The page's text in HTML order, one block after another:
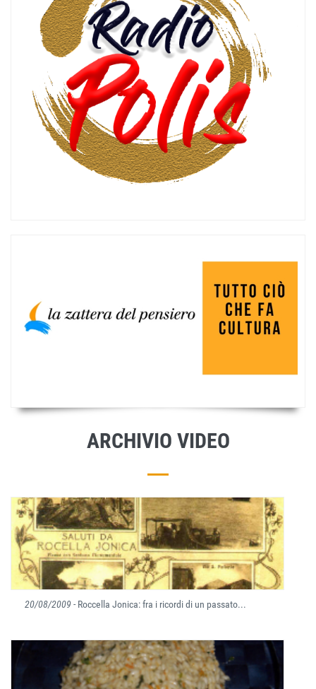
ARCHIVIO VIDEO
20/08/2009- Roccella Jonica: fra i ricordi di un passato...